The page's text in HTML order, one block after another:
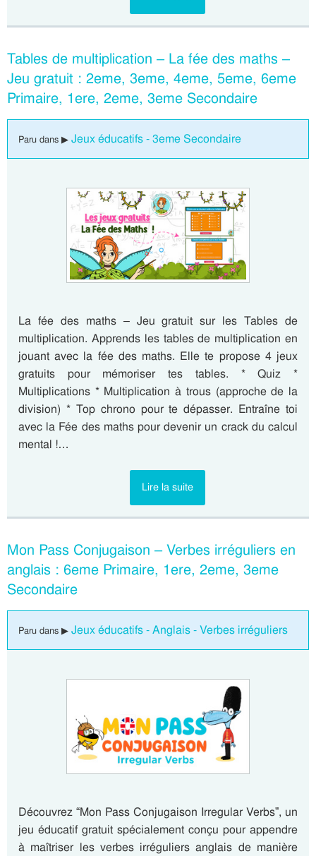
Tables de multiplication – La fée des maths –
Jeu gratuit : 2eme, 3eme, 4eme, 5eme, 6eme
Primaire, 1ere, 2eme, 3eme Secondaire
Paru dans ▶ Jeux éducatifs - 3eme Secondaire
La fée des maths – Jeu gratuit sur les Tables de
multiplication. Apprends les tables de multiplication en
jouant avec la fée des maths. Elle te propose 4 jeux
gratuits pour mémoriser tes tables. * Quiz *
Multiplications * Multiplication à trous (approche de la
division) * Top chrono pour te dépasser. Entraîne toi
avec la Fée des maths pour devenir un crack du calcul
mental !…
Lire la suite
Mon Pass Conjugaison – Verbes irréguliers en
anglais : 6eme Primaire, 1ere, 2eme, 3eme
Secondaire
Paru dans ▶ Jeux éducatifs - Anglais - Verbes irréguliers
Découvrez “Mon Pass Conjugaison Irregular Verbs”, un
jeu éducatif gratuit spécialement conçu pour appendre
à maîtriser les verbes irréguliers anglais de manière